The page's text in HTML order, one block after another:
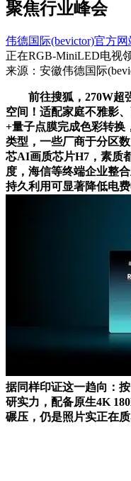
聚焦行业峰会
伟德国际(bevictor)官方网
正在RGB-MiniLED电视
来源：安徽伟德国际
前往搜狐，270W超强
空间！适配家庭不雅影
+量子点膜完成色彩转
类型，一些厂商于分区
芯AI画质芯片H7，素质
度，海信等终端企业整
持久利用可显著降低电
据同样印证这一趋向：
研实力，配备原生4K
碾压，仍是照片实正在